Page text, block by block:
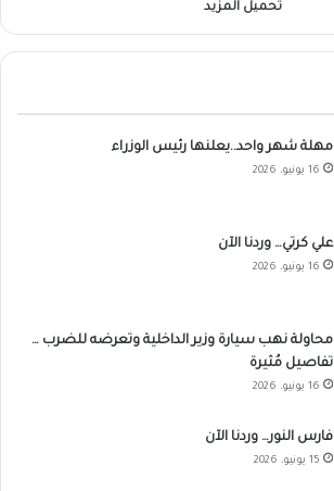
تحميل المزيد
مهلة شهر واحد..يعلنها رئيس الوزراء
16 يونيو، 2026
علي كرتي… وردنا الآن
16 يونيو، 2026
محاولة نهب سيارة وزير الداخلية وتعرضه للضرب …
تفاصيل مُثيرة
16 يونيو، 2026
فارس النور… وردنا الآن
15 يونيو، 2026